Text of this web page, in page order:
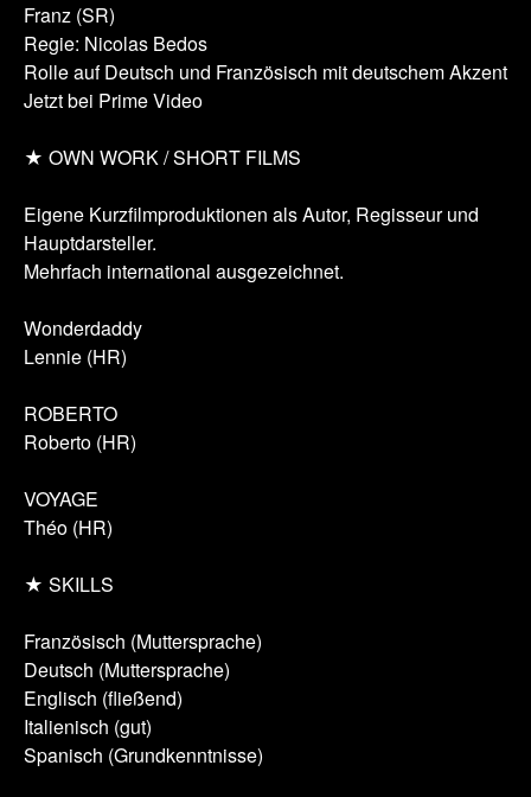
Franz (SR)
Regie: Nicolas Bedos
Rolle auf Deutsch und Französisch mit deutschem Akzent
Jetzt bei Prime Video
★ OWN WORK / SHORT FILMS
Eigene Kurzfilmproduktionen als Autor, Regisseur und
Hauptdarsteller.
Mehrfach international ausgezeichnet.
Wonderdaddy
Lennie (HR)
ROBERTO
Roberto (HR)
VOYAGE
Théo (HR)
★ SKILLS
Französisch (Muttersprache)
Deutsch (Muttersprache)
Englisch (fließend)
Italienisch (gut)
Spanisch (Grundkenntnisse)